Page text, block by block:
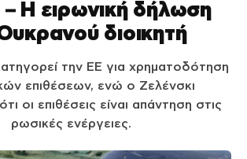
Η ειρωνική δήλωση
διοικητή
την ΕΕ για χρηματοδότηση
επιθέσεων, ενώ ο Ζελένσκι
οι επιθέσεις είναι απάντηση στις
ρωσικές ενέργειες.